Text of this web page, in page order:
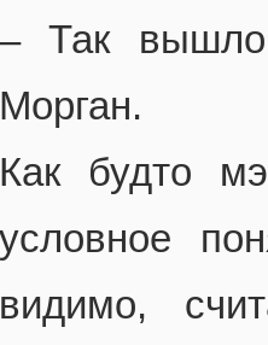
– Так
Морган.
Как будто
условное
видимо,